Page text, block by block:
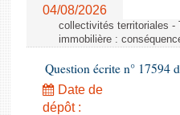
04/08/2026
collectivités territoriales -
immobilière :
Question écrite n° 17594
Date de
dépôt :